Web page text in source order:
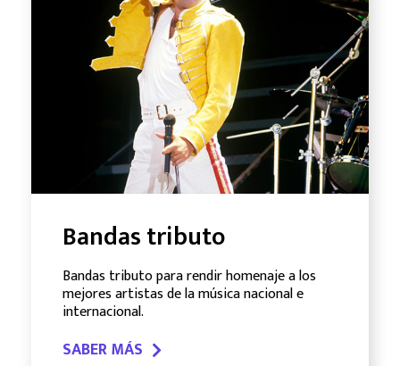
Bandas tributo
Bandas tributo para rendir homenaje a los
mejores artistas de la música nacional e
internacional.
SABER MÁS